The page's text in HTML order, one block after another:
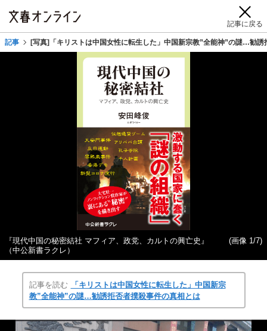
記事に戻る
記事 [写真]「キリストは中国女性に転生した」中国新宗教”全能神”の謎…勧誘
『現代中国の秘密結社 マフィア、政党、カルトの興亡史』
（中公新書ラクレ）
(画像 1/7)
記事を読む
「キリストは中国女性に転生した」中国新宗
教”全能神”の謎…勧誘拒否者撲殺事件の真相とは